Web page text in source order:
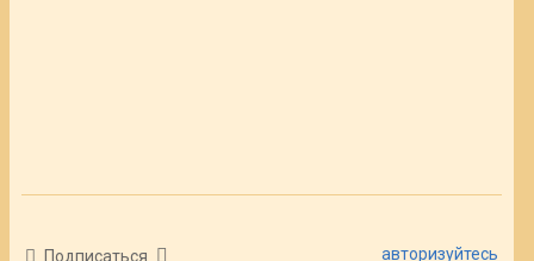
Подписаться авторизуйтесь